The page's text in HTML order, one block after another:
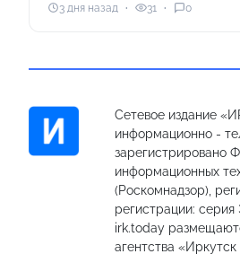
3 дня назад 31 0
Сетевое издание
информационно -
зарегистрировано
информационных
(Роскомнадзор),
регистрации:
irk.today
агентства